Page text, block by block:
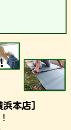
浜本店]